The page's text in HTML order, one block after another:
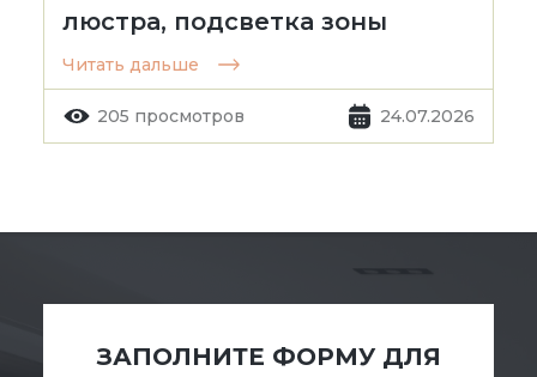
люстра, подсветка зоны
Читать дальше
205 просмотров 24.07.2026
ЗАПОЛНИТЕ ФОРМУ ДЛЯ